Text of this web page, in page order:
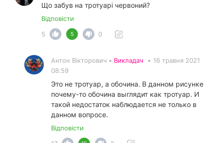
Що забув на тротуарі червоний?
Відповісти
5
5 0
Антон Вікторович • Викладач • 16 травня 2021
08:59
Это не тротуар, а обочина. В данном рисунке
почему-то обочина выглядит как тротуар. И
такой недостаток наблюдается не только в
данном вопросе.
Відповісти